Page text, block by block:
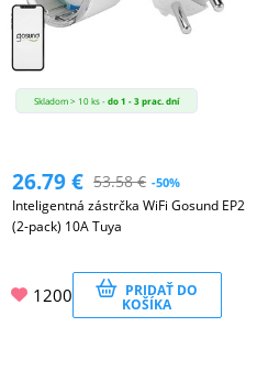
Skladom > 10 ks -do 1 - 3 prac. dní
26.79€ 53.58€ -50%
Inteligentná zástrčka WiFi Gosund EP2
(2-pack) 10A Tuya
1200 PRIDAŤ DO
KOŠÍKA